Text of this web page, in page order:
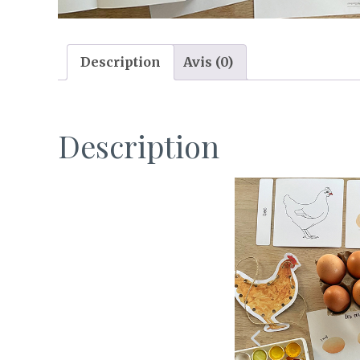
Description Avis (0)
Description